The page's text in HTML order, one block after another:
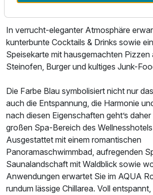
heißt es raus aus der Normalität, rein
In verrucht-eleganter Atmosphäre
kunterbunte Cocktails & Drinks sowie
Speisekarte mit hausgemachten Pizzen
Steinofen, Burger und kultiges Junk-
Die Farbe Blau symbolisiert nicht nur
auch die Entspannung, die Harmonie
nach diesen Eigenschaften geht’s
großen Spa-Bereich des
Ausgestattet mit einem romantischen
Panoramaschwimmbad, aufregenden
Saunalandschaft mit Waldblick sowie
Anwendungen erwartet Sie im AQUA
rundum lässige Chillarea. Voll